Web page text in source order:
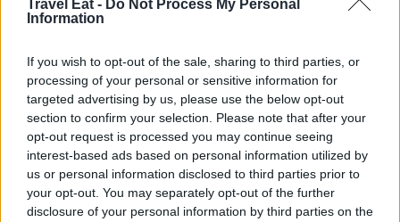
Travel Eat - Do Not Process My Personal
Information
If you wish to opt-out of the sale, sharing to third parties, or
processing of your personal or sensitive information for
targeted advertising by us, please use the below opt-out
section to confirm your selection. Please note that after your
opt-out request is processed you may continue seeing
interest-based ads based on personal information utilized by
us or personal information disclosed to third parties prior to
your opt-out. You may separately opt-out of the further
disclosure of your personal information by third parties on the
redazione
Leggi anche: